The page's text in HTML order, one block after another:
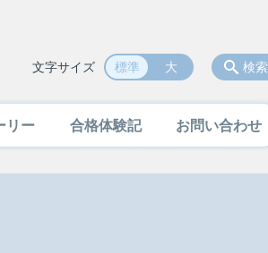
リー 合格体験記 お問い合わせ
検索
文字サイズ 標準 大